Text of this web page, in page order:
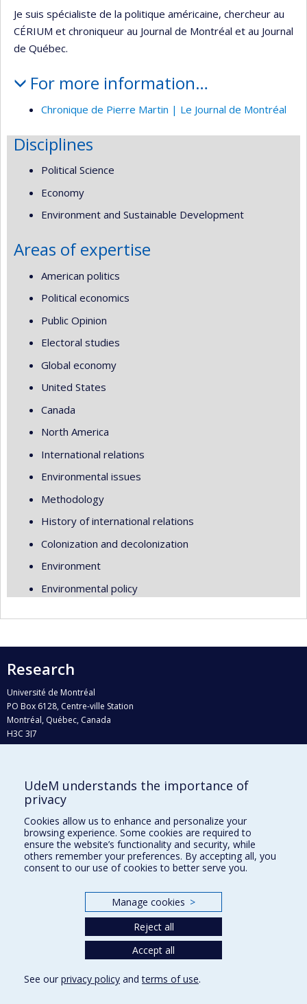
Je suis spécialiste de la politique américaine, chercheur au
CÉRIUM et chroniqueur au Journal de Montréal et au Journal
de Québec.
For more information…
Chronique de Pierre Martin | Le Journal de Montréal
Disciplines
Political Science
Economy
Environment and Sustainable Development
Areas of expertise
American politics
Political economics
Public Opinion
Electoral studies
Global economy
United States
Canada
North America
International relations
Environmental issues
Methodology
History of international relations
Colonization and decolonization
Environment
Environmental policy
Research
Université de Montréal
PO Box 6128, Centre-ville Station
Montréal, Québec, Canada
H3C 3J7
Who does what?
Find us
Site map
Accessibility
UdeM understands the importance of
privacy
Cookies allow us to enhance and personalize your
browsing experience. Some cookies are required to
ensure the website’s functionality and security, while
others remember your preferences. By accepting all, you
consent to our use of cookies to better serve you.
Manage cookies >
Reject all
Accept all
See our privacy policy andterms of use.